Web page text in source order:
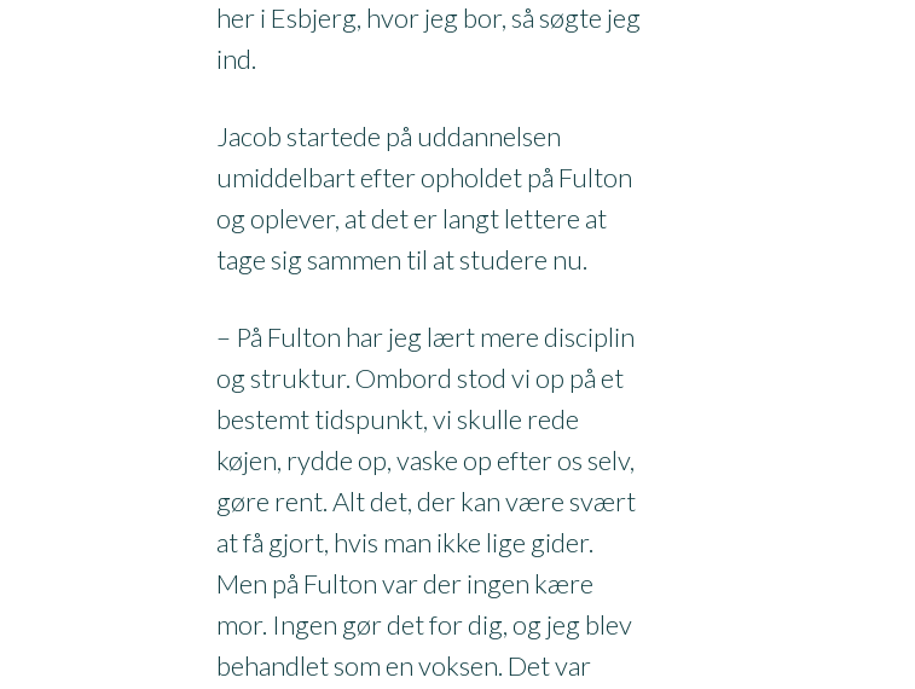
her i Esbjerg, hvor jeg bor, så søgte jeg
ind.
Jacob startede på uddannelsen
umiddelbart efter opholdet på Fulton
og oplever, at det er langt lettere at
tage sig sammen til at studere nu.
– På Fulton har jeg lært mere disciplin
og struktur. Ombord stod vi op på et
bestemt tidspunkt, vi skulle rede
køjen, rydde op, vaske op efter os selv,
gøre rent. Alt det, der kan være svært
at få gjort, hvis man ikke lige gider.
Men på Fulton var der ingen kære
mor. Ingen gør det for dig, og jeg blev
behandlet som en voksen. Det var